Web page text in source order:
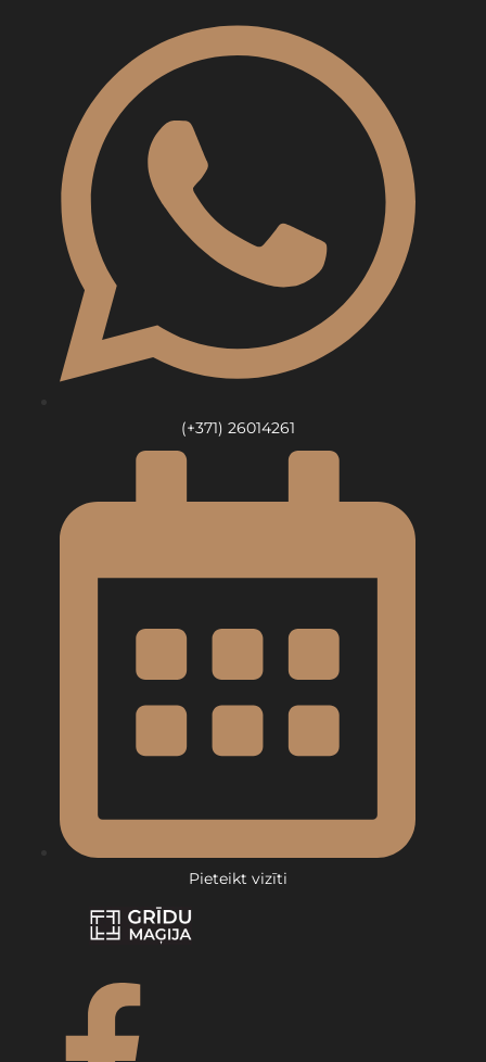
(+371) 26014261
Pieteikt vizīti